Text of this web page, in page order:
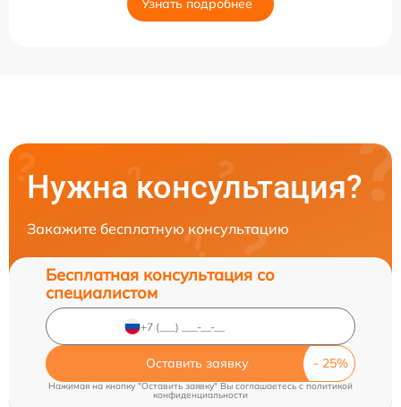
Узнать подробнее
Нужна консультация?
Закажите бесплатную консультацию
Бесплатная консультация со
специалистом
Оставить заявку
Нажимая на кнопку "Оставить заявку" Вы соглашаетесь cполитикой
конфиденциальности